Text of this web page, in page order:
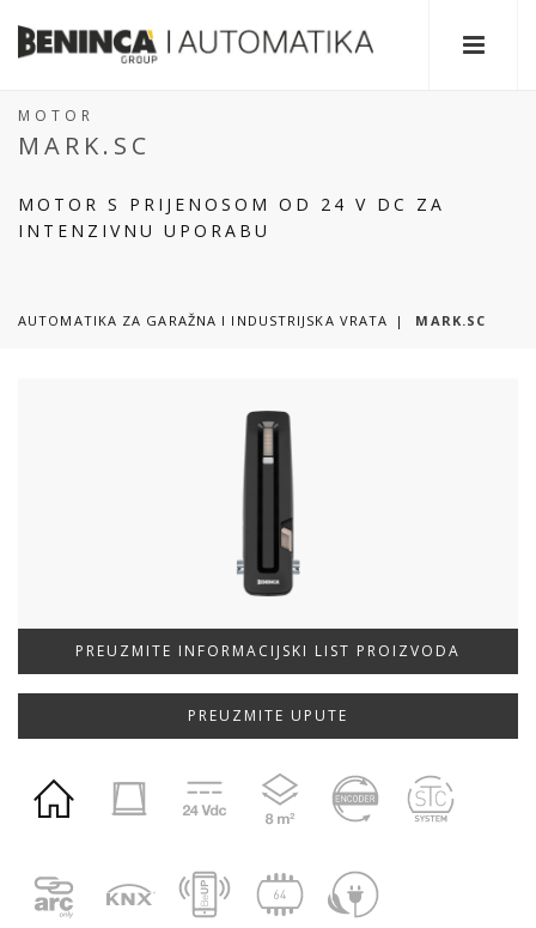
MOTOR
MARK.SC
MOTOR S PRIJENOSOM OD 24 V DC ZA
INTENZIVNU UPORABU
AUTOMATIKA ZA GARAŽNA I INDUSTRIJSKA VRATA MARK.SC
PREUZMITE INFORMACIJSKI LIST PROIZVODA
PREUZMITE UPUTE